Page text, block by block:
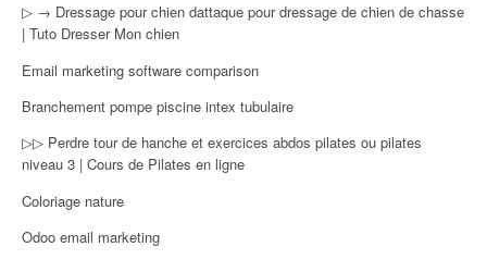
▷ → Dressage pour chien dattaque pour dressage de chien de chasse
| Tuto Dresser Mon chien
Email marketing software comparison
Branchement pompe piscine intex tubulaire
▷▷ Perdre tour de hanche et exercices abdos pilates ou pilates
niveau 3 | Cours de Pilates en ligne
Coloriage nature
Odoo email marketing